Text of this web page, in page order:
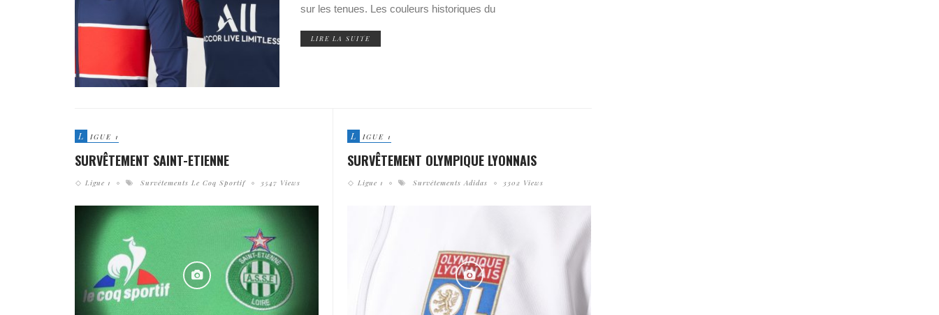
sur les tenues. Les couleurs historiques du
LIRE LA SUITE
L IGUE 1
SURVÊTEMENT SAINT-ETIENNE
Ligue 1 Survêtements Le Coq Sportif 3547 Views
L IGUE 1
SURVÊTEMENT OLYMPIQUE LYONNAIS
Ligue 1 Survêtements Adidas 3302 Views